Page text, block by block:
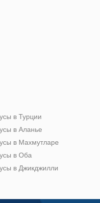
в Турции
в Аланье
в Махмутларе
в Оба
в Джикджилли